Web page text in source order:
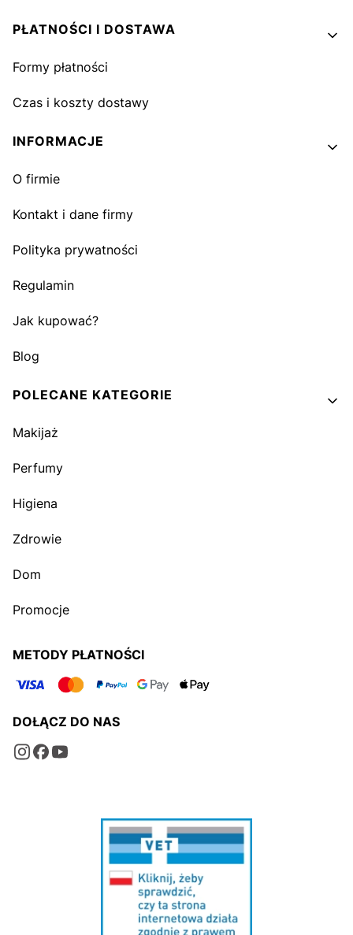
PŁATNOŚCI I DOSTAWA
Formy płatności
Czas i koszty dostawy
INFORMACJE
O firmie
Kontakt i dane firmy
Polityka prywatności
Regulamin
Jak kupować?
Blog
POLECANE KATEGORIE
Makijaż
Perfumy
Higiena
Zdrowie
Dom
Promocje
METODY PŁATNOŚCI
DOŁĄCZ DO NAS